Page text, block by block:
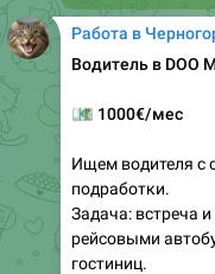
Работа в
Водитель в DOO
1000€/мес
Ищем водителя с
подработки.
Задача: встреча
рейсовыми
гостиниц.